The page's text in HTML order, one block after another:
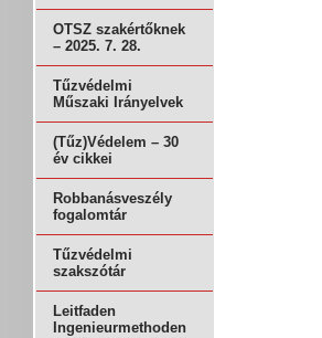
OTSZ szakértőknek
– 2025. 7. 28.
Tűzvédelmi
Műszaki Irányelvek
(Tűz)Védelem – 30
év cikkei
Robbanásveszély
fogalomtár
Tűzvédelmi
szakszótár
Leitfaden
Ingenieurmethoden